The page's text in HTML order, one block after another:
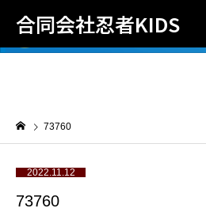
合同会社忍者KIDS
73760
2022.11.12
73760